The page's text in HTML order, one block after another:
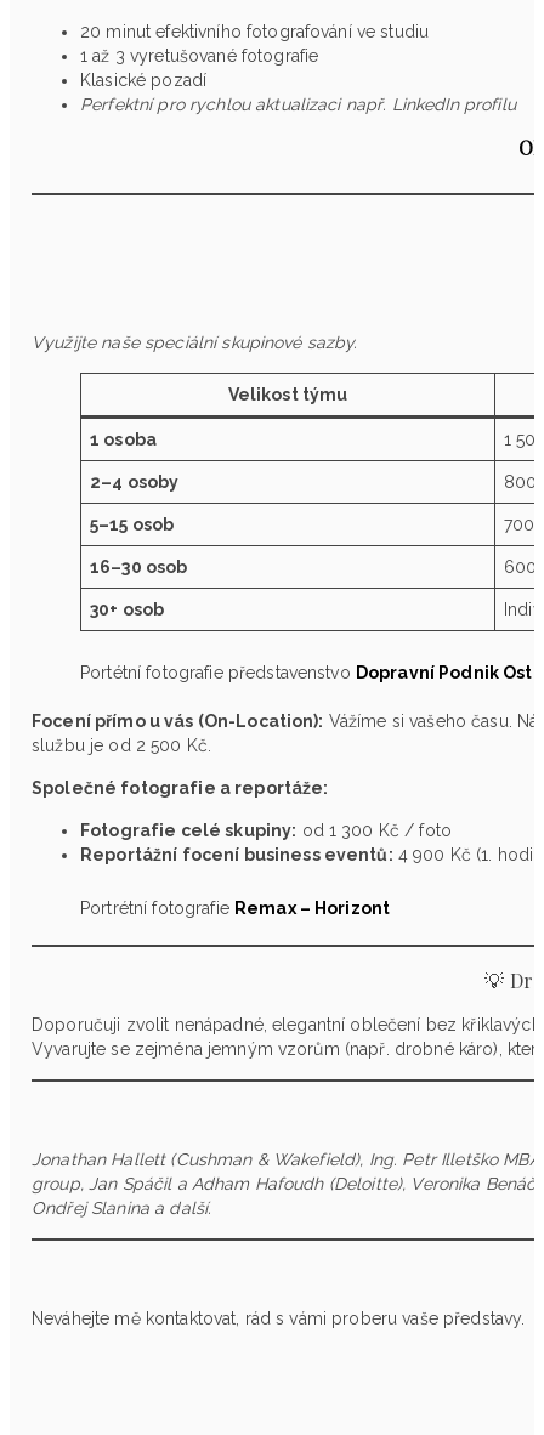
20 minut efektivního fotografování ve studiu
1 až 3 vyretušované fotografie
Klasické pozadí
Perfektní pro rychlou aktualizaci např. LinkedIn profilu
Využijte naše speciální skupinové sazby.
Velikost týmu
1 osoba 1
2–4 osoby 800
5–15 osob 700
16–30 osob 600
30+ osob
Portétní fotografie představenstvo Dopravní Podnik
Focení přímo u vás (On-Location): Vážíme si vašeho času.
službu je od 2 500 Kč.
Společné fotografie a reportáže:
Fotografie celé skupiny: od 1 300 Kč / foto
Reportážní focení business eventů: 4 900 Kč (1.
Portrétní fotografie Remax – Horizont
💡
Doporučuji zvolit nenápadné, elegantní oblečení bez
Vyvarujte se zejména jemným vzorům (např. drobné káro),
Jonathan Hallett (Cushman & Wakefield), Ing. Petr Illetško MBA
group, Jan Spáčil a Adham Hafoudh (Deloitte), Veronika
Ondřej Slanina a další.
Neváhejte mě kontaktovat, rád s vámi proberu vaše představy.